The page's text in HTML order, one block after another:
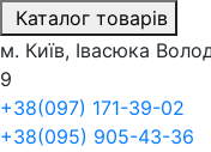
Каталог товарів
м. Київ, Івасюка
9
+38(097) 171-39-02
+38(095) 905-43-36